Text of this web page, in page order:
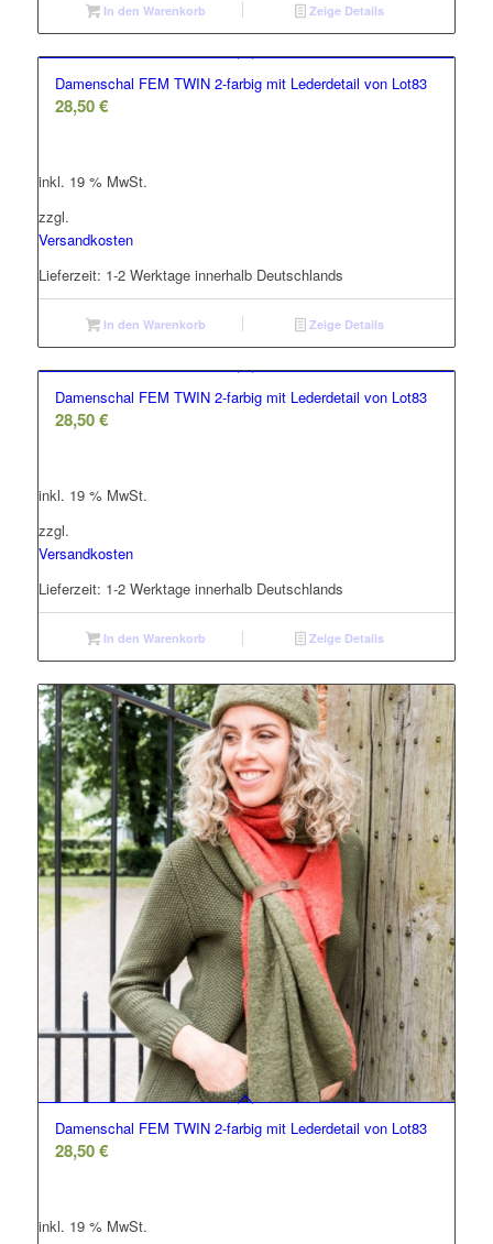
In den Warenkorb Zeige Details
Damenschal FEM TWIN 2-farbig mit Lederdetail von Lot83
28,50€
inkl. 19 % MwSt.
zzgl.
Versandkosten
Lieferzeit: 1-2 Werktage innerhalb Deutschlands
In den Warenkorb Zeige Details
Damenschal FEM TWIN 2-farbig mit Lederdetail von Lot83
28,50€
inkl. 19 % MwSt.
zzgl.
Versandkosten
Lieferzeit: 1-2 Werktage innerhalb Deutschlands
In den Warenkorb Zeige Details
Damenschal FEM TWIN 2-farbig mit Lederdetail von Lot83
28,50€
inkl. 19 % MwSt.